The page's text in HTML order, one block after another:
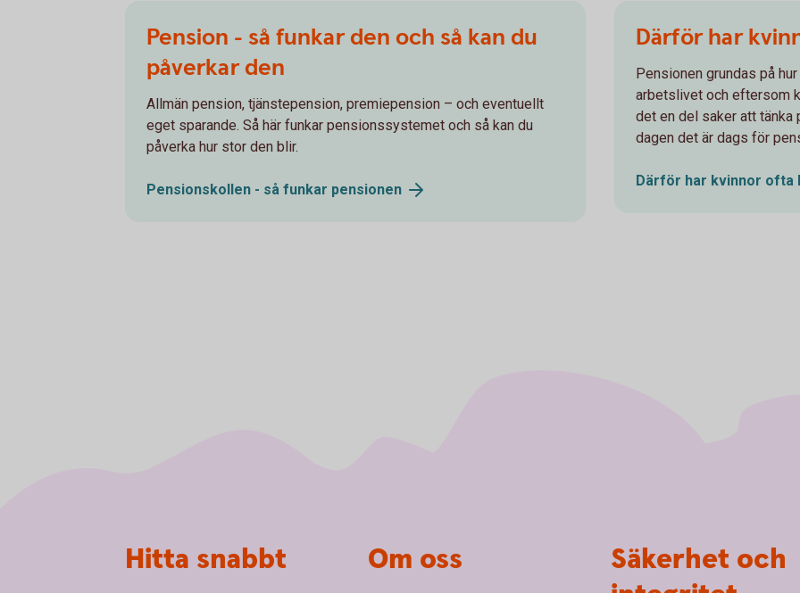
Pension - så funkar den och så kan du
påverkar den
Allmän pension, tjänstepension, premiepension – och eventuellt
eget sparande. Så här funkar pensionssystemet och så kan du
påverka hur stor den blir.
Pensionskollen - så funkar pensionen
Därför har
Pensionen grundas på
arbetslivet och eftersom
det en del saker att
dagen det är dags för
Därför har kvinnor ofta
Hitta snabbt Om oss
Säkerhet och